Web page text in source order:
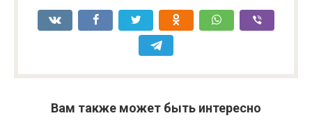
Вам также может быть интересно